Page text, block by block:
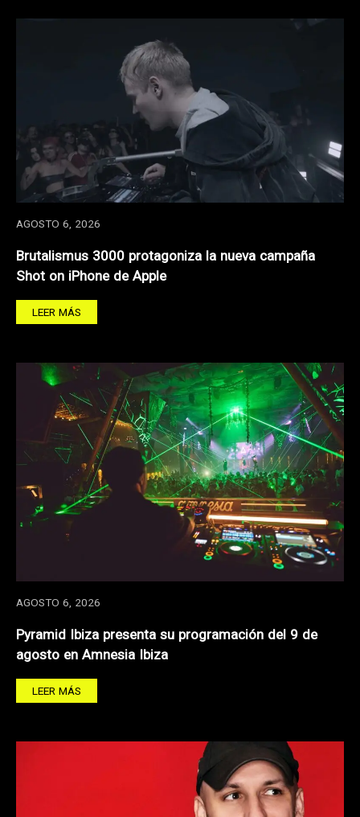
AGOSTO 6, 2026
Brutalismus 3000 protagoniza la nueva campaña
Shot on iPhone de Apple
LEER MÁS
AGOSTO 6, 2026
Pyramid Ibiza presenta su programación del 9 de
agosto en Amnesia Ibiza
LEER MÁS